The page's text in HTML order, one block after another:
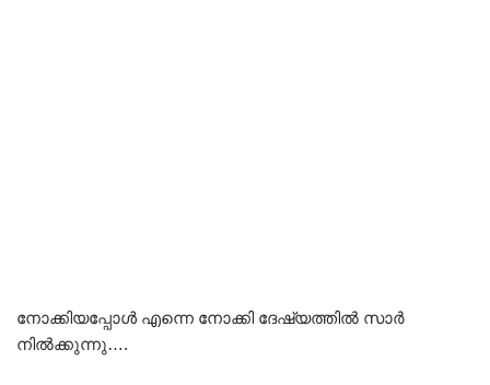
നോക്കിയപ്പോൾ എന്നെ നോക്കി ദേഷ്യത്തിൽ സാർ
നിൽക്കുന്നു….